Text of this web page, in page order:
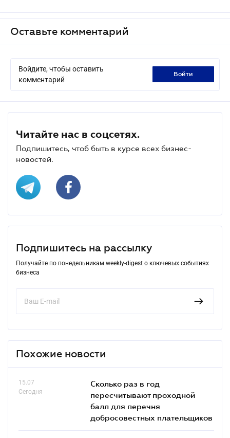
Оставьте комментарий
Войдите, чтобы оставить
комментарий
войти
Читайте нас в соцсетях.
Подпишитесь, чтоб быть в курсе всех бизнес-
новостей.
Подпишитесь на рассылку
Получайте по понедельникам weekly-digest о ключевых событиях
бизнеса
Похожие новости
15.07
Сегодня
Сколько раз в год
пересчитывают проходной
балл для перечня
добросовестных плательщиков